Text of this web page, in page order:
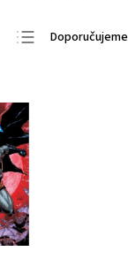
Doporučujeme